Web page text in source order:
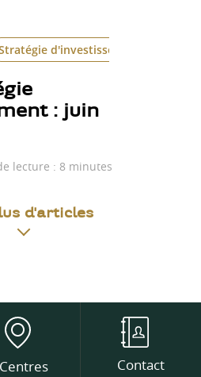
d'investissement
: juin
lecture : 8 minutes
d'articles
Centres Contact